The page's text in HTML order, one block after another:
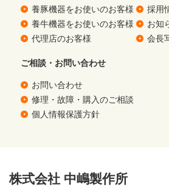
養豚機器をお使いのお客様
養牛機器をお使いのお客様
代理店のお客様
採用
お知
会長
ご相談・お問い合わせ
お問い合わせ
修理・故障・購入のご相談
個人情報保護方針
株式会社 中嶋製作所